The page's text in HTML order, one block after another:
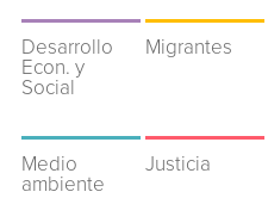
Desarrollo
Econ. y
Social
Migrantes
Medio
ambiente
Justicia